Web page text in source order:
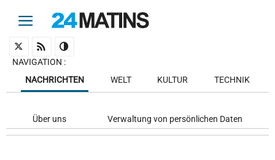
NAVIGATION :
NACHRICHTEN
WELT KULTUR TECHNIK
Über uns Verwaltung von persönlichen Daten